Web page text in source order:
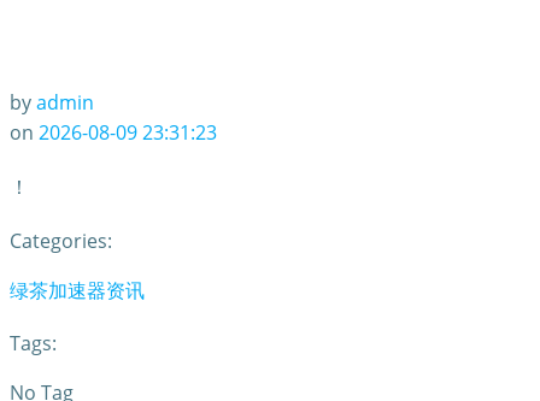
byadmin
on 2026-08-09 23:31:23
！
Categories:
绿茶加速器资讯
Tags:
No Tag